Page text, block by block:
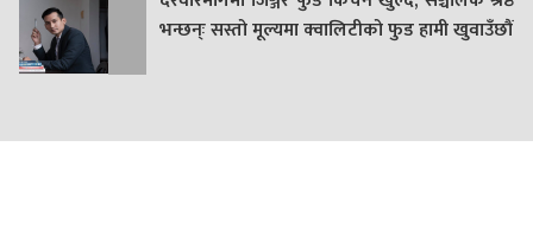
भन्छन्ः सस्तो मूल्यमा क्वालिटीको फुड हामी खुवाउँछौं